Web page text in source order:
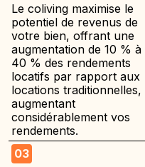
Le coliving maximise le
potentiel de revenus de
votre bien, offrant une
augmentation de 10 % à
40 % des rendements
locatifs par rapport aux
locations traditionnelles,
augmentant
considérablement vos
rendements.
03